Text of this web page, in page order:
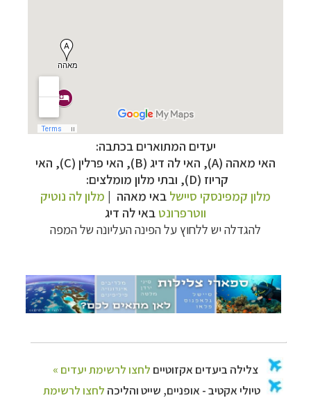
יעדים המתוארים בכתבה:
האי מאהה (A
), האי לה דיג (B
), האי פרלין (C), האי
קריוז (D
)
, ובתי מלון מומלצים:
מלון קמפינסקי סיישל באי מאהה | מלון לה נוטיק
ווטרפרונטבאי לה דיג
להגדלה יש ללחוץ על הפינה העליונה של המפה
צלילה ביעדים אקזוטיים לחצו לרשימת יעדים »
טיולי אקטיב - אופניים, שייט והליכהלחצו לרשימת
יעדים »
טיול עצמאי לדרום אמריקה
לחצו לרשימת ההצעות »